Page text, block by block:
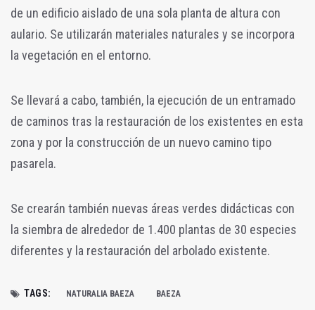
de un edificio aislado de una sola planta de altura con
aulario. Se utilizarán materiales naturales y se incorpora
la vegetación en el entorno.
Se llevará a cabo, también, la ejecución de un entramado
de caminos tras la restauración de los existentes en esta
zona y por la construcción de un nuevo camino tipo
pasarela.
Se crearán también nuevas áreas verdes didácticas con
la siembra de alrededor de 1.400 plantas de 30 especies
diferentes y la restauración del arbolado existente.
TAGS: NATURALIA BAEZA BAEZA